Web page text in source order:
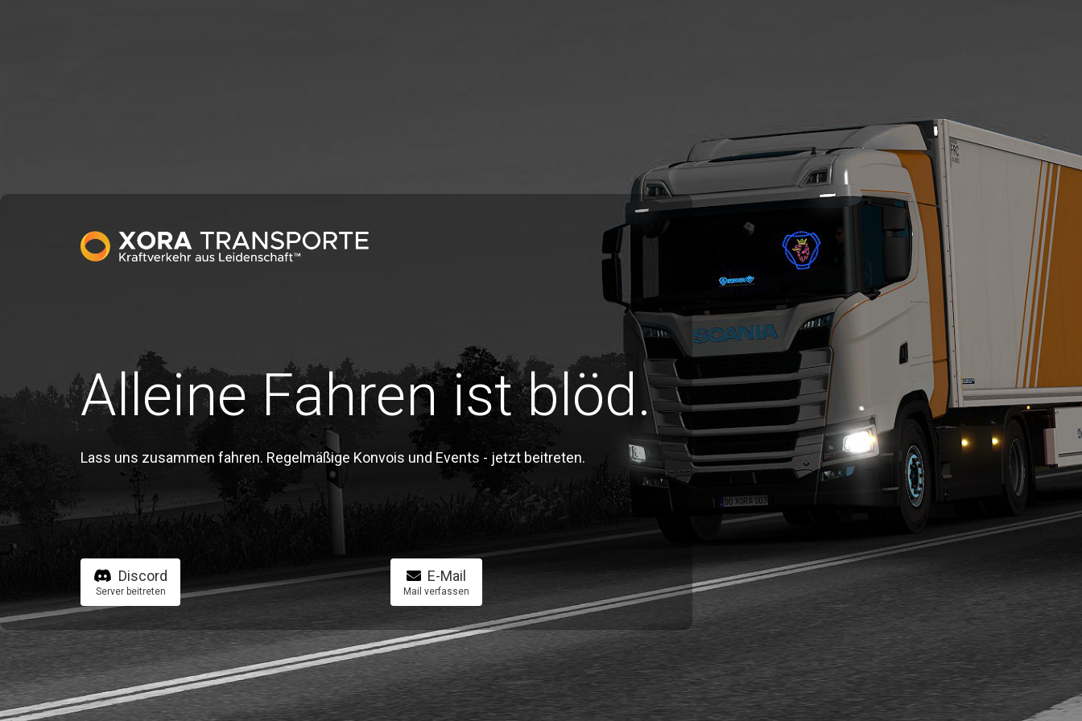
Alleine Fahren ist blöd.
Lass uns zusammen fahren. Regelmäßige Konvois und Events - jetzt beitreten.
Discord
Server beitreten
E-Mail
Mail verfassen